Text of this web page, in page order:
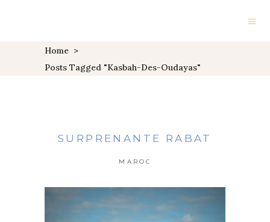
Home >
Posts Tagged "kasbah-Des-Oudayas"
SURPRENANTE RABAT
MAROC